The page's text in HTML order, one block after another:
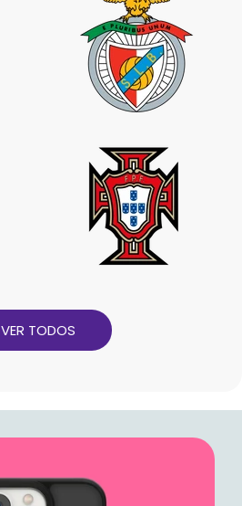
VER TODOS